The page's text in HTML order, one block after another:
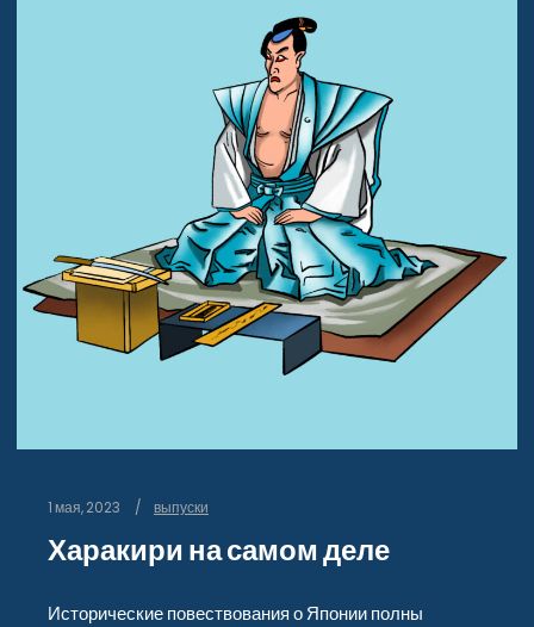
1 мая, 2023 выпуски
Харакири на самом деле
Исторические повествования о Японии полны